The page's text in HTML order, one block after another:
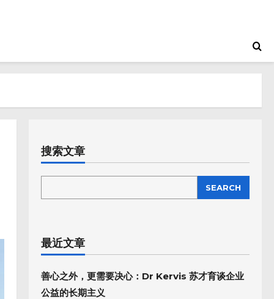
搜索文章
SEARCH
最近文章
善心之外，更需要决心：Dr Kervis 苏才育谈企业
公益的长期主义